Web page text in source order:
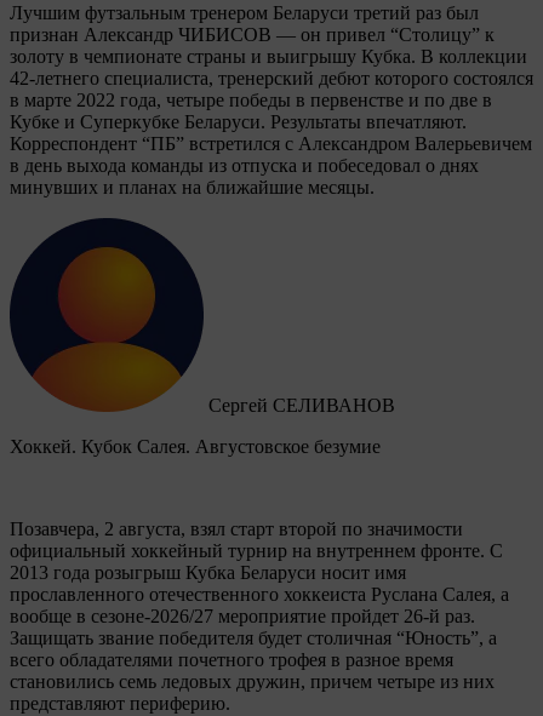
Лучшим футзальным тренером Беларуси третий раз был
признан Александр ЧИБИСОВ — он привел “Столицу” к
золоту в чемпионате страны и выигрышу Кубка. В коллекции
42-летнего специалиста, тренерский дебют которого состоялся
в марте 2022 года, четыре победы в первенстве и по две в
Кубке и Суперкубке Беларуси. Результаты впечатляют.
Корреспондент “ПБ” встретился с Александром Валерьевичем
в день выхода команды из отпуска и побеседовал о днях
минувших и планах на ближайшие месяцы.
Сергей СЕЛИВАНОВ
Хоккей. Кубок Салея. Августовское безумие
Позавчера, 2 августа, взял старт второй по значимости
официальный хоккейный турнир на внутреннем фронте. C
2013 года розыгрыш Кубка Беларуси носит имя
прославленного отечественного хоккеиста Руслана Салея, а
вообще в сезоне-2026/27 мероприятие пройдет 26-й раз.
Защищать звание победителя будет столичная “Юность”, а
всего обладателями почетного трофея в разное время
становились семь ледовых дружин, причем четыре из них
представляют периферию.